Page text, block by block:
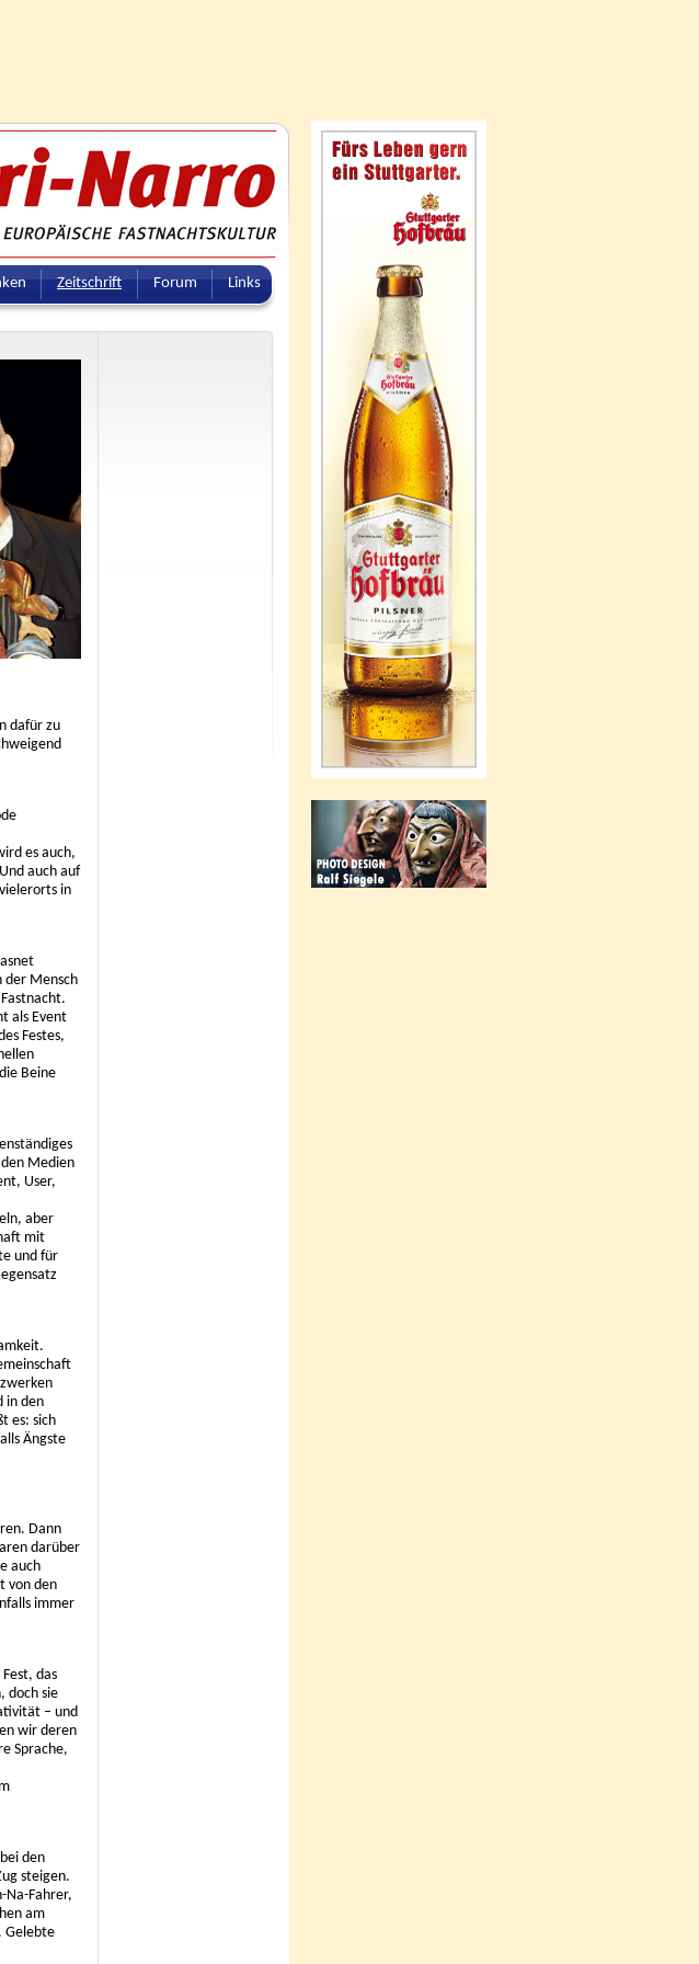
Zeitschrift Forum Links
dafür zu
es auch,
auch auf
in
der Mensch
als Event
Festes,
Beine
Medien
User,
aber
mit
und für
in den
es: sich
Ängste
Dann
darüber
auch
von den
immer
das
doch sie
– und
wir deren
Sprache,
den
steigen.
Na-Fahrer,
am
Gelebte